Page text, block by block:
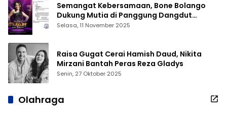
Semangat Kebersamaan, Bone Bolango
Dukung Mutia di Panggung Dangdut
Academy 7
Selasa, 11 November 2025
Raisa Gugat Cerai Hamish Daud, Nikita
Mirzani Bantah Peras Reza Gladys
Senin, 27 Oktober 2025
Olahraga